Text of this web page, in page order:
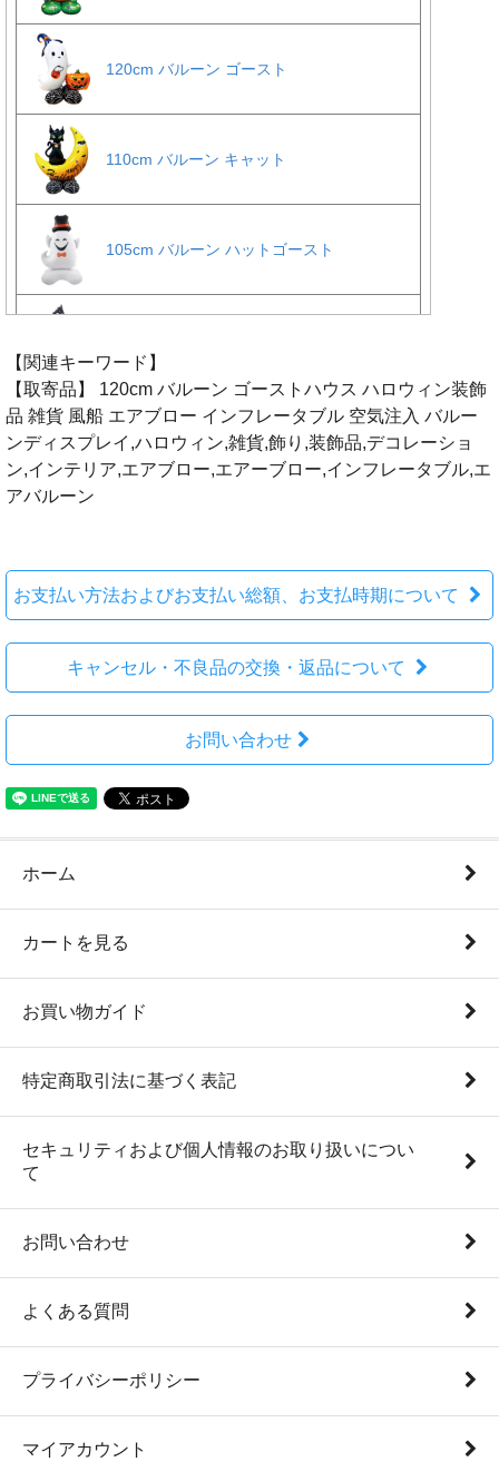
【関連キーワード】
【取寄品】 120cm バルーン ゴーストハウス ハロウィン装飾
品 雑貨 風船 エアブロー インフレータブル 空気注入 バルー
ンディスプレイ,ハロウィン,雑貨,飾り,装飾品,デコレーショ
ン,インテリア,エアブロー,エアーブロー,インフレータブル,エ
アバルーン
お支払い方法およびお支払い総額、お支払時期について
キャンセル・不良品の交換・返品について
お問い合わせ
ホーム
カートを見る
お買い物ガイド
特定商取引法に基づく表記
セキュリティおよび個人情報のお取り扱いについ
て
お問い合わせ
よくある質問
プライバシーポリシー
マイアカウント